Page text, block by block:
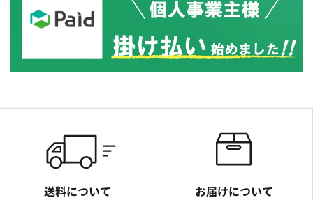
送料について お届けについて